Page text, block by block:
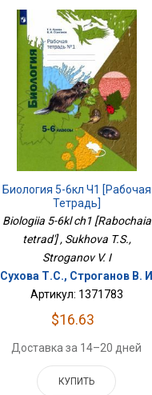
Биология 5-6кл Ч1 [Рабочая
Тетрадь]
Biologiia 5-6kl ch1 [Rabochaia
tetrad'] , Sukhova T.S.,
Stroganov V. I
Сухова Т.С., Строганов В. И
Артикул: 1371783
$16.63
Доставка за 14–20 дней
КУПИТЬ